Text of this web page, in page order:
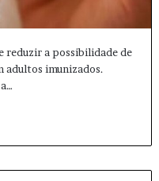
reduzir a possibilidade de
adultos imunizados.